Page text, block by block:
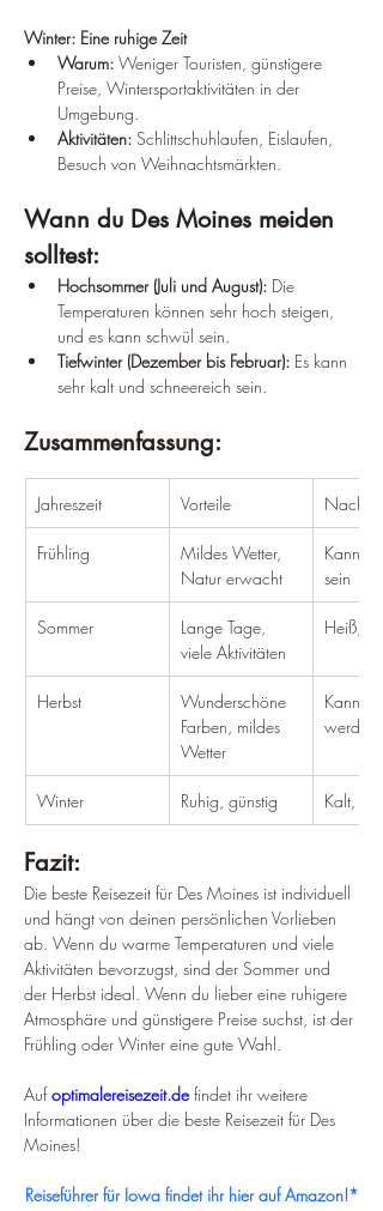
Winter: Eine ruhige Zeit
Warum: Weniger Touristen, günstigere
Preise, Wintersportaktivitäten in der
Umgebung.
Aktivitäten: Schlittschuhlaufen, Eislaufen,
Besuch von Weihnachtsmärkten.
Wann du Des Moines meiden
solltest:
Hochsommer (Juli und August): Die
Temperaturen können sehr hoch steigen,
und es kann schwül sein.
Tiefwinter (Dezember bis Februar): Es kann
sehr kalt und schneereich sein.
Zusammenfassung:
Jahreszeit Vorteile Nachteile
Frühling
Mildes Wetter,
Natur erwacht
Kann
sein
Sommer
Lange Tage,
viele Aktivitäten
Heiß,
Herbst
Wunderschöne
Farben, mildes
Wetter
Kann
werden
Winter Ruhig, günstig Kalt,
Fazit:
Die beste Reisezeit für Des Moines ist individuell
und hängt von deinen persönlichen Vorlieben
ab. Wenn du warme Temperaturen und viele
Aktivitäten bevorzugst, sind der Sommer und
der Herbst ideal. Wenn du lieber eine ruhigere
Atmosphäre und günstigere Preise suchst, ist der
Frühling oder Winter eine gute Wahl.
Auf optimalereisezeit.de findet ihr weitere
Informationen über die beste Reisezeit für Des
Moines!
Reiseführer für Iowa findet ihr hier auf Amazon!*